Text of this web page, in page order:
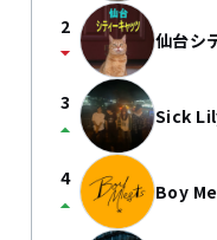
2
arrow_drop_down 仙台シ
3
arrow_drop_up Sick
4
arrow_drop_up Boy